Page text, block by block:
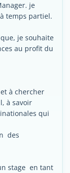
je
temps partiel.
je souhaite
au profit du
à chercher
à savoir
qui
des
stage en tant